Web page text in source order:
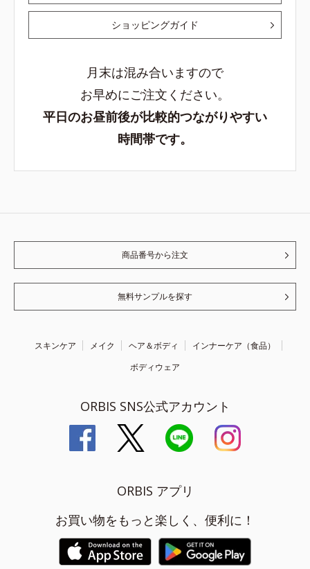
ショッピングガイド
月末は混み合いますので
お早めにご注文ください。
平日のお昼前後が比較的つながりやすい
時間帯です。
商品番号から注文
無料サンプルを探す
スキンケア メイク ヘア＆ボディ
インナーケア（食品）
ボディウェア
ORBIS SNS公式アカウント
ORBIS アプリ
お買い物をもっと楽しく、便利に！